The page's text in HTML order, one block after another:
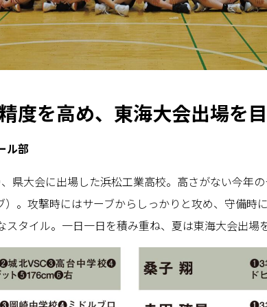
度を高め、東海大会出場を目
ル部
県大会に出場した浜松工業高校。高さがない今年
）。攻撃時にはサーブからしっかりと攻め、守備時
タイル。一日一日を積み重ね、夏は東海大会出場を